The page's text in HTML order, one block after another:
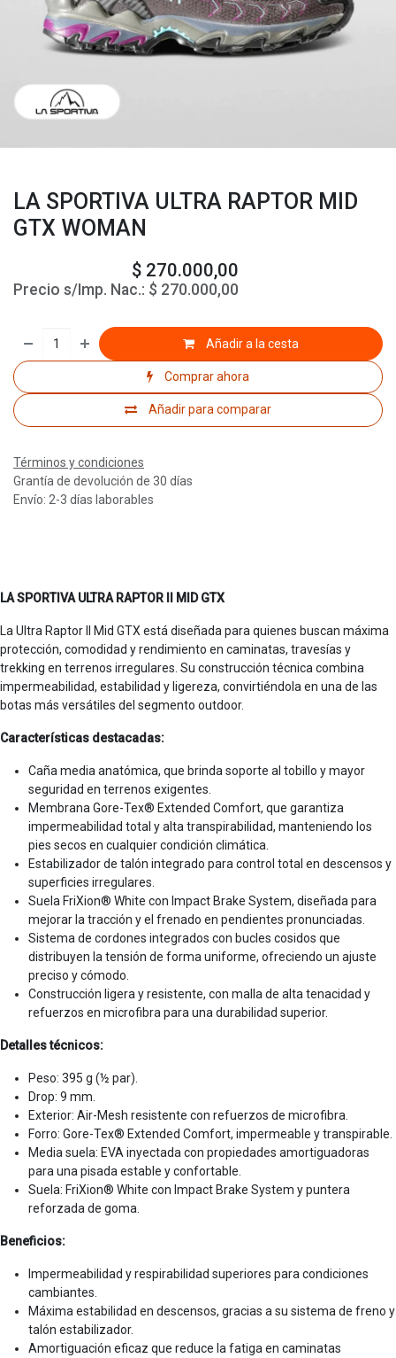
LA SPORTIVA ULTRA RAPTOR MID
GTX WOMAN
$ 270.000,00
Precio s/Imp. Nac.: $ 270.000,00
Añadir a la cesta
Comprar ahora
Añadir para comparar
Términos y condiciones
Grantía de devolución de 30 días
Envío: 2-3 días laborables
LA SPORTIVA ULTRA RAPTOR II MID GTX
La Ultra Raptor II Mid GTX está diseñada para quienes buscan máxima
protección, comodidad y rendimiento en caminatas, travesías y
trekking en terrenos irregulares. Su construcción técnica combina
impermeabilidad, estabilidad y ligereza, convirtiéndola en una de las
botas más versátiles del segmento outdoor.
Características destacadas:
Caña media anatómica, que brinda soporte al tobillo y mayor
seguridad en terrenos exigentes.
Membrana Gore-Tex® Extended Comfort, que garantiza
impermeabilidad total y alta transpirabilidad, manteniendo los
pies secos en cualquier condición climática.
Estabilizador de talón integrado para control total en descensos y
superficies irregulares.
Suela FriXion® White con Impact Brake System, diseñada para
mejorar la tracción y el frenado en pendientes pronunciadas.
Sistema de cordones integrados con bucles cosidos que
distribuyen la tensión de forma uniforme, ofreciendo un ajuste
preciso y cómodo.
Construcción ligera y resistente, con malla de alta tenacidad y
refuerzos en microfibra para una durabilidad superior.
Detalles técnicos:
Peso: 395 g (½ par).
Drop: 9 mm.
Exterior: Air-Mesh resistente con refuerzos de microfibra.
Forro: Gore-Tex® Extended Comfort, impermeable y transpirable.
Media suela: EVA inyectada con propiedades amortiguadoras
para una pisada estable y confortable.
Suela: FriXion® White con Impact Brake System y puntera
reforzada de goma.
Beneficios:
Impermeabilidad y respirabilidad superiores para condiciones
cambiantes.
Máxima estabilidad en descensos, gracias a su sistema de freno y
talón estabilizador.
Amortiguación eficaz que reduce la fatiga en caminatas